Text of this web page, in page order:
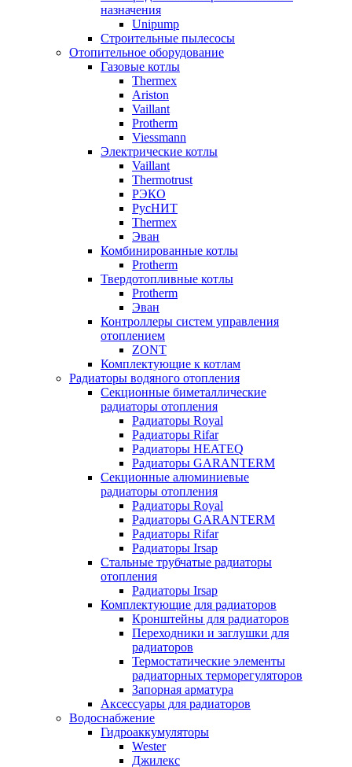
назначения
Unipump
Строительные пылесосы
Отопительное оборудование
Газовые котлы
Thermex
Ariston
Vaillant
Protherm
Viessmann
Электрические котлы
Vaillant
Thermotrust
РЭКО
РусНИТ
Thermex
Эван
Комбинированные котлы
Protherm
Твердотопливные котлы
Protherm
Эван
Контроллеры систем управления
отоплением
ZONT
Комплектующие к котлам
Радиаторы водяного отопления
Секционные биметаллические
радиаторы отопления
Радиаторы Royal
Радиаторы Rifar
Радиаторы HEATEQ
Радиаторы GARANTERM
Секционные алюминиевые
радиаторы отопления
Радиаторы Royal
Радиаторы GARANTERM
Радиаторы Rifar
Радиаторы Irsap
Стальные трубчатые радиаторы
отопления
Радиаторы Irsap
Комплектующие для радиаторов
Кронштейны для радиаторов
Переходники и заглушки для
радиаторов
Термостатические элементы
радиаторных терморегуляторов
Запорная арматура
Аксессуары для радиаторов
Водоснабжение
Гидроаккумуляторы
Wester
Джилекс